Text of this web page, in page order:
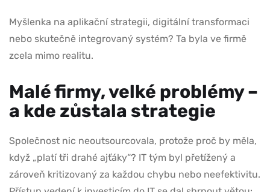
Myšlenka na aplikační strategii, digitální transformaci
nebo skutečně integrovaný systém? Ta byla ve firmě
zcela mimo realitu.
Malé firmy, velké problémy –
a kde zůstala strategie
Společnost nic neoutsourcovala, protože proč by měla,
když „platí tři drahé ajťáky“? IT tým byl přetížený a
zároveň kritizovaný za každou chybu nebo neefektivitu.